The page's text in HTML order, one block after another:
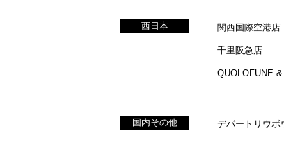
西日本 関西国際空港店
千里阪急店
QUOLOFUNE
国内その他 デパートリウボ